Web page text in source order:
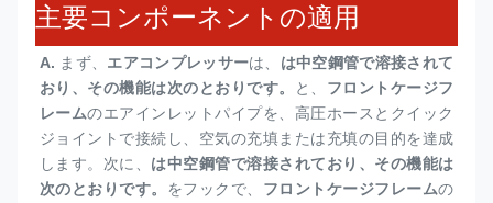
主要コンポーネントの適用
A. まず、 エアコンプレッサーは、 は中空鋼管で溶接されて
おり、その機能は次のとおりです。
と、 フロントケージフ
レームのエアインレットパイプを、高圧ホースとクイック
ジョイントで接続し、空気の充填または充填の目的を達成
します。次に、 は中空鋼管で溶接されており、その機能は
次のとおりです。 をフックで、 フロントケージフレームの